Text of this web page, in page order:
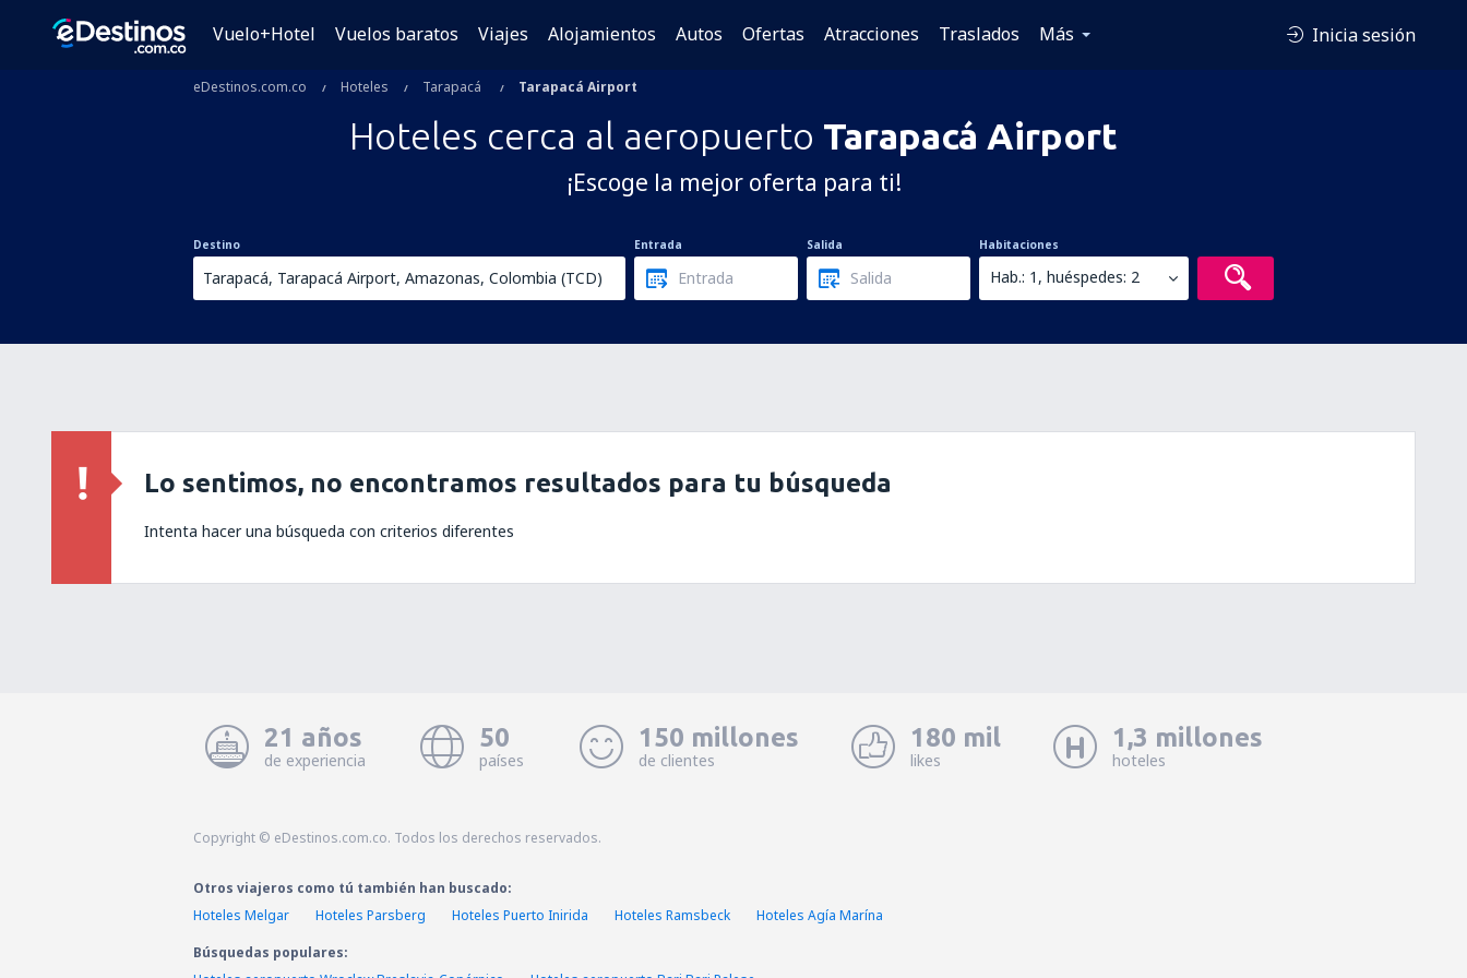
Vuelo+Hotel Vuelos baratos Viajes Alojamientos Autos Ofertas Atracciones Traslados Más Inicia sesión
eDestinos.com.co Hoteles Tarapacá Tarapacá Airport
Hoteles cerca al aeropuerto Tarapacá Airport
¡Escoge la mejor oferta para ti!
Destino Entrada Salida Habitaciones
Hab.: 1, huéspedes: 2
Lo sentimos, no encontramos resultados para tu búsqueda
Intenta hacer una búsqueda con criterios diferentes
21 años
de experiencia
50
países
150 millones
de clientes
180 mil
likes
1,3 millones
hoteles
Copyright © eDestinos.com.co. Todos los derechos reservados.
Otros viajeros como tú también han buscado:
Hoteles Melgar
Hoteles Parsberg Hoteles Puerto Inirida Hoteles Ramsbeck
Hoteles Agía Marína
Búsquedas populares: